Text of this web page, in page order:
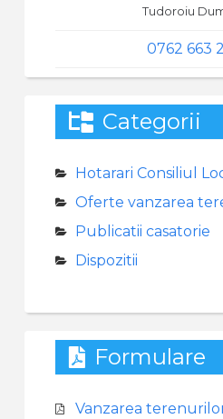
Tudoroiu
0762 663
Categorii
Hotarari Consiliul
Oferte vanzarea
Publicatii casatorie
Dispozitii
Formulare
Vanzarea